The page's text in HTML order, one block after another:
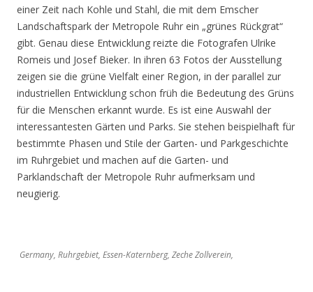
einer Zeit nach Kohle und Stahl, die mit dem Emscher
Landschaftspark der Metropole Ruhr ein „grünes Rückgrat“
gibt. Genau diese Entwicklung reizte die Fotografen Ulrike
Romeis und Josef Bieker. In ihren 63 Fotos der Ausstellung
zeigen sie die grüne Vielfalt einer Region, in der parallel zur
industriellen Entwicklung schon früh die Bedeutung des Grüns
für die Menschen erkannt wurde. Es ist eine Auswahl der
interessantesten Gärten und Parks. Sie stehen beispielhaft für
bestimmte Phasen und Stile der Garten- und Parkgeschichte
im Ruhrgebiet und machen auf die Garten- und
Parklandschaft der Metropole Ruhr aufmerksam und
neugierig.
Germany, Ruhrgebiet, Essen-Katernberg, Zeche Zollverein,